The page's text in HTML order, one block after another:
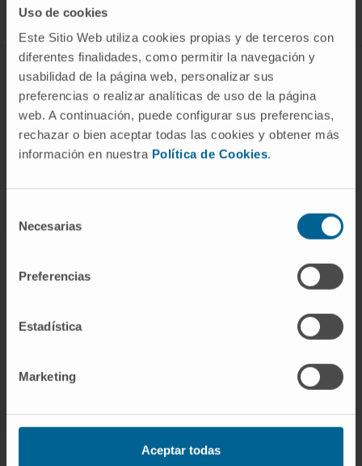
Uso de cookies
Este Sitio Web utiliza cookies propias y de terceros con
diferentes finalidades, como permitir la navegación y
usabilidad de la página web, personalizar sus
preferencias o realizar analíticas de uso de la página
web. A continuación, puede configurar sus preferencias,
rechazar o bien aceptar todas las cookies y obtener más
información en nuestra Política de Cookies.
Necesarias
Preferencias
Estadística
Marketing
Aceptar todas
ABOUT CIMA
Who we are
Research Center of the Clinica
Campus of the Universidad de Navarra